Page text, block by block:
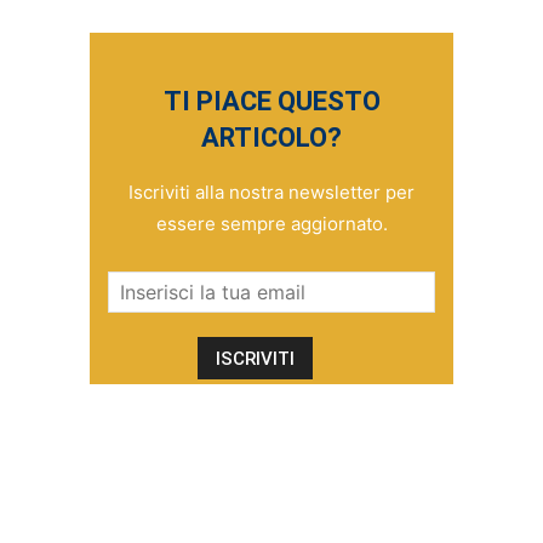
TI PIACE QUESTO
ARTICOLO?
Iscriviti alla nostra newsletter per
essere sempre aggiornato.